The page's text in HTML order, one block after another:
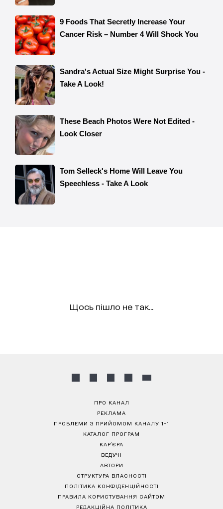
Щось пішло не так...
ПРО КАНАЛ
РЕКЛАМА
ПРОБЛЕМИ З ПРИЙОМОМ КАНАЛУ 1+1
КАТАЛОГ ПРОГРАМ
КАР’ЄРА
ВЕДУЧІ
АВТОРИ
СТРУКТУРА ВЛАСНОСТІ
ПОЛІТИКА КОНФІДЕНЦІЙНОСТІ
ПРАВИЛА КОРИСТУВАННЯ САЙТОМ
РЕДАКЦІЙНА ПОЛІТИКА